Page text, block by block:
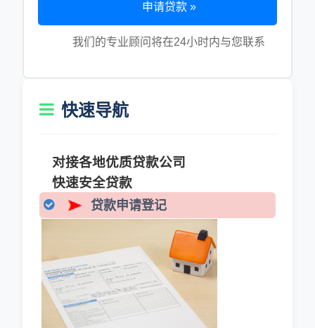
申请贷款 »
我们的专业顾问将在24小时内与您联系
快速导航
对接各地优质贷款公司
快速安全贷款
贷款申请登记